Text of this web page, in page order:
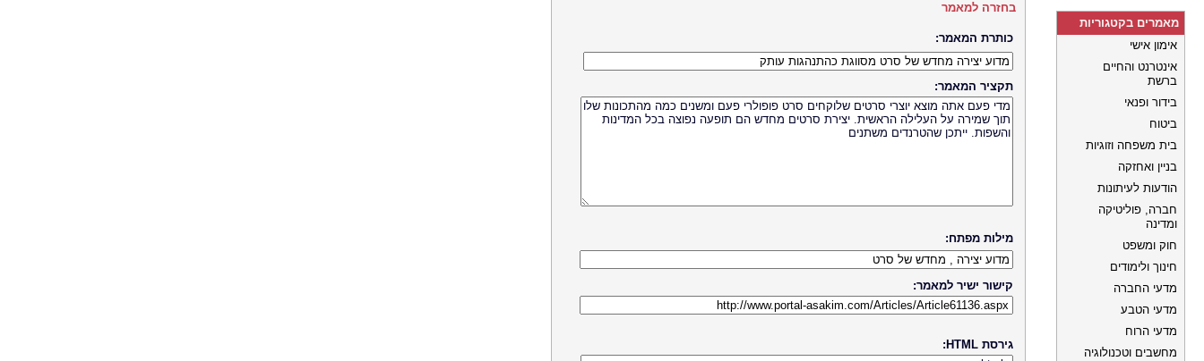
בחזרה למאמר
כותרת המאמר:
תקציר המאמר:
מילות מפתח:
קישור ישיר למאמר:
גירסת HTML:
מאמרים בקטגוריות
אימון אישי
אינטרנט והחיים
ברשת
בידור ופנאי
ביטוח
בית משפחה וזוגיות
בניין ואחזקה
הודעות לעיתונות
חברה, פוליטיקה
ומדינה
חוק ומשפט
חינוך ולימודים
מדעי החברה
מדעי הטבע
מדעי הרוח
מחשבים וטכנולוגיה